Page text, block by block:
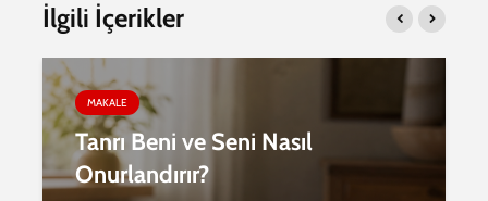
İlgili İçerikler
MAKALE
Tanrı Beni ve Seni Nasıl
Onurlandırır?